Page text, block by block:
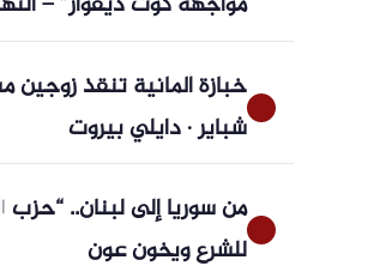
خبازة ألمانية تنقذ
شباير · دايلي بيروت
من سوريا إلى لبنان.. “حزب
للشرع ويخون عون